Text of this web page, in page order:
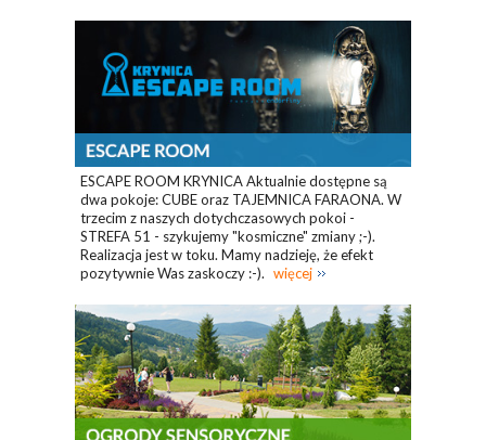
ESCAPE ROOM KRYNICA Aktualnie dostępne są
dwa pokoje: CUBE oraz TAJEMNICA FARAONA. W
trzecim z naszych dotychczasowych pokoi -
STREFA 51 - szykujemy "kosmiczne" zmiany ;-).
Realizacja jest w toku. Mamy nadzieję, że efekt
pozytywnie Was zaskoczy :-). więcej